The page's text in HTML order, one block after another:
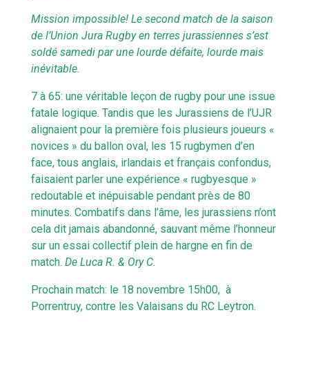
Mission impossible! Le second match de la saison
de l’Union Jura Rugby en terres jurassiennes s’est
soldé samedi par une lourde défaite, lourde mais
inévitable.
7 à 65: une véritable leçon de rugby pour une issue
fatale logique. Tandis que les Jurassiens de l’UJR
alignaient pour la première fois plusieurs joueurs «
novices » du ballon oval, les 15 rugbymen d’en
face, tous anglais, irlandais et français confondus,
faisaient parler une expérience « rugbyesque »
redoutable et inépuisable pendant près de 80
minutes. Combatifs dans l’âme, les jurassiens n’ont
cela dit jamais abandonné, sauvant même l’honneur
sur un essai collectif plein de hargne en fin de
match. De Luca R. & Ory C.
Prochain match: le 18 novembre 15h00, à
Porrentruy, contre les Valaisans du RC Leytron.